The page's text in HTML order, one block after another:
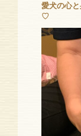
愛犬の心
♡